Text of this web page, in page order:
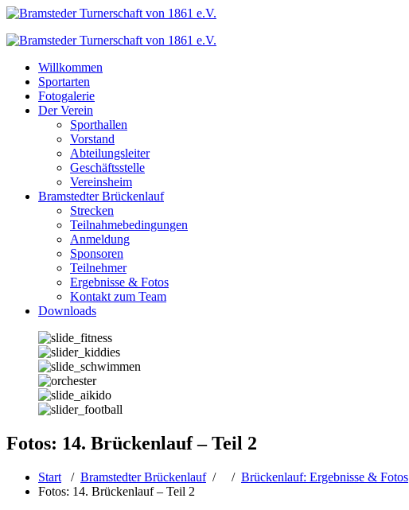
Zum
springen
Willkommen
Sportarten
Fotogalerie
Der Verein
Sporthallen
Vorstand
Abteilungsleiter
Geschäftsstelle
Vereinsheim
Bramstedter Brückenlauf
Strecken
Teilnahmebedingungen
Anmeldung
Sponsoren
Teilnehmer
Ergebnisse & Fotos
Kontakt zum Team
Downloads
Fotos: 14. Brückenlauf – Teil 2
Start / Bramstedter Brückenlauf/ / Brückenlauf: Ergebnisse & Fotos
Fotos: 14. Brückenlauf – Teil 2